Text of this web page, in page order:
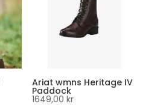
Ariat wmns Heritage IV
Paddock
1649,00kr